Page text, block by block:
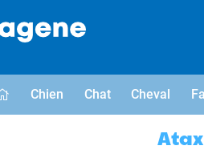
Chien Chat Cheval